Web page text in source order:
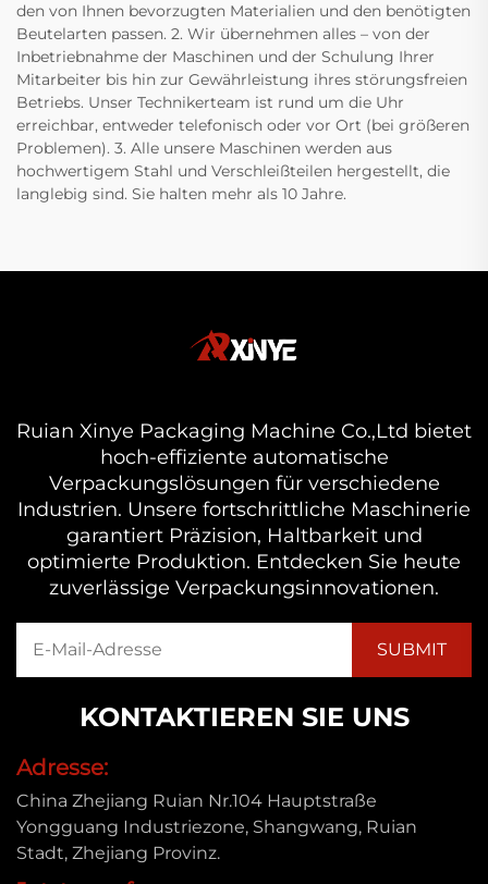
den von Ihnen bevorzugten Materialien und den benötigten
Beutelarten passen. 2. Wir übernehmen alles – von der
Inbetriebnahme der Maschinen und der Schulung Ihrer
Mitarbeiter bis hin zur Gewährleistung ihres störungsfreien
Betriebs. Unser Technikerteam ist rund um die Uhr
erreichbar, entweder telefonisch oder vor Ort (bei größeren
Problemen). 3. Alle unsere Maschinen werden aus
hochwertigem Stahl und Verschleißteilen hergestellt, die
langlebig sind. Sie halten mehr als 10 Jahre.
Ruian Xinye Packaging Machine Co.,Ltd bietet
hoch-effiziente automatische
Verpackungslösungen für verschiedene
Industrien. Unsere fortschrittliche Maschinerie
garantiert Präzision, Haltbarkeit und
optimierte Produktion. Entdecken Sie heute
zuverlässige Verpackungsinnovationen.
KONTAKTIEREN SIE UNS
Adresse:
China Zhejiang Ruian Nr.104 Hauptstraße
Yongguang Industriezone, Shangwang, Ruian
Stadt, Zhejiang Provinz.